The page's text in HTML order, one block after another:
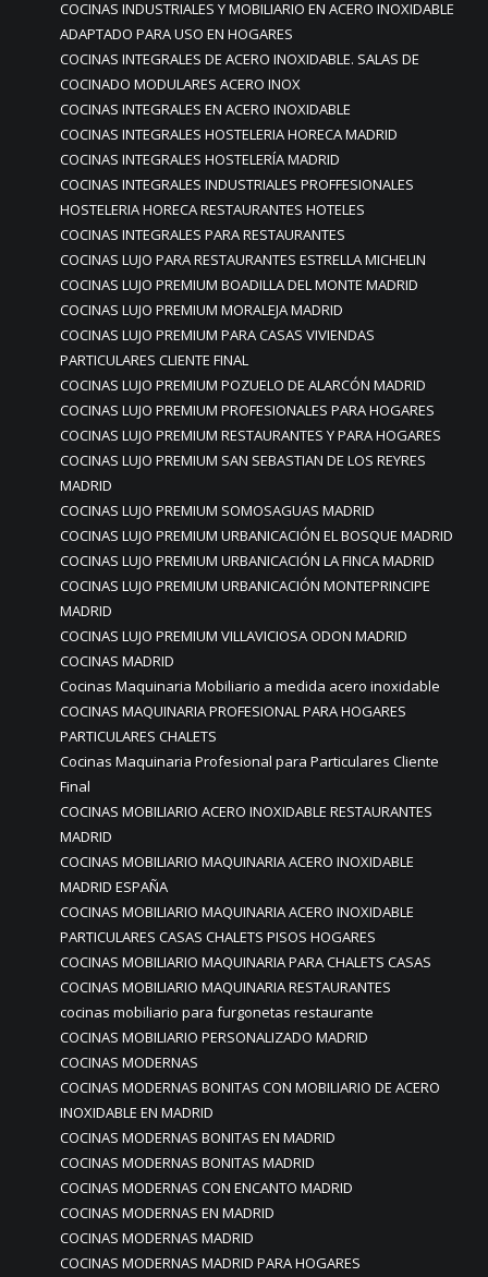
COCINAS INDUSTRIALES Y MOBILIARIO EN ACERO INOXIDABLE
ADAPTADO PARA USO EN HOGARES
COCINAS INTEGRALES DE ACERO INOXIDABLE. SALAS DE
COCINADO MODULARES ACERO INOX
COCINAS INTEGRALES EN ACERO INOXIDABLE
COCINAS INTEGRALES HOSTELERIA HORECA MADRID
COCINAS INTEGRALES HOSTELERÍA MADRID
COCINAS INTEGRALES INDUSTRIALES PROFFESIONALES
HOSTELERIA HORECA RESTAURANTES HOTELES
COCINAS INTEGRALES PARA RESTAURANTES
COCINAS LUJO PARA RESTAURANTES ESTRELLA MICHELIN
COCINAS LUJO PREMIUM BOADILLA DEL MONTE MADRID
COCINAS LUJO PREMIUM MORALEJA MADRID
COCINAS LUJO PREMIUM PARA CASAS VIVIENDAS
PARTICULARES CLIENTE FINAL
COCINAS LUJO PREMIUM POZUELO DE ALARCÓN MADRID
COCINAS LUJO PREMIUM PROFESIONALES PARA HOGARES
COCINAS LUJO PREMIUM RESTAURANTES Y PARA HOGARES
COCINAS LUJO PREMIUM SAN SEBASTIAN DE LOS REYRES
MADRID
COCINAS LUJO PREMIUM SOMOSAGUAS MADRID
COCINAS LUJO PREMIUM URBANICACIÓN EL BOSQUE MADRID
COCINAS LUJO PREMIUM URBANICACIÓN LA FINCA MADRID
COCINAS LUJO PREMIUM URBANICACIÓN MONTEPRINCIPE
MADRID
COCINAS LUJO PREMIUM VILLAVICIOSA ODON MADRID
COCINAS MADRID
Cocinas Maquinaria Mobiliario a medida acero inoxidable
COCINAS MAQUINARIA PROFESIONAL PARA HOGARES
PARTICULARES CHALETS
Cocinas Maquinaria Profesional para Particulares Cliente
Final
COCINAS MOBILIARIO ACERO INOXIDABLE RESTAURANTES
MADRID
COCINAS MOBILIARIO MAQUINARIA ACERO INOXIDABLE
MADRID ESPAÑA
COCINAS MOBILIARIO MAQUINARIA ACERO INOXIDABLE
PARTICULARES CASAS CHALETS PISOS HOGARES
COCINAS MOBILIARIO MAQUINARIA PARA CHALETS CASAS
COCINAS MOBILIARIO MAQUINARIA RESTAURANTES
cocinas mobiliario para furgonetas restaurante
COCINAS MOBILIARIO PERSONALIZADO MADRID
COCINAS MODERNAS
COCINAS MODERNAS BONITAS CON MOBILIARIO DE ACERO
INOXIDABLE EN MADRID
COCINAS MODERNAS BONITAS EN MADRID
COCINAS MODERNAS BONITAS MADRID
COCINAS MODERNAS CON ENCANTO MADRID
COCINAS MODERNAS EN MADRID
COCINAS MODERNAS MADRID
COCINAS MODERNAS MADRID PARA HOGARES